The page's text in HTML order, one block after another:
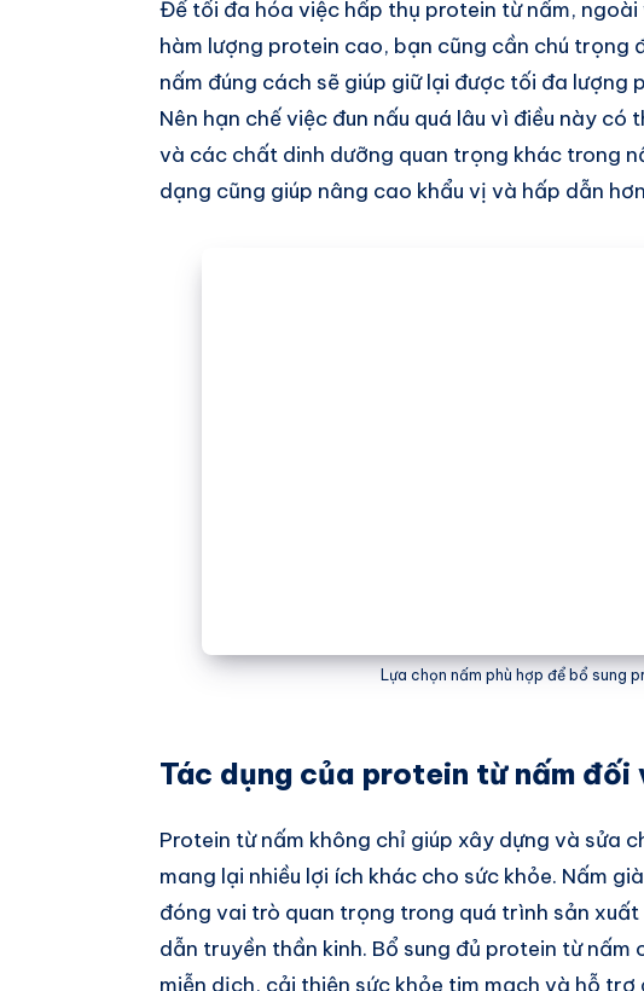
Để tối đa hóa việc hấp thụ protein từ nấm,
hàm lượng protein cao, bạn cũng cần chú trọng
nấm đúng cách sẽ giúp giữ lại được tối đa
Nên hạn chế việc đun nấu quá lâu vì điều này có
và các chất dinh dưỡng quan trọng khác trong
dạng cũng giúp nâng cao khẩu vị và hấp dẫn
Lựa chọn nấm phù hợp để bổ sung
Tác dụng của protein từ nấm đối
Protein từ nấm không chỉ giúp xây dựng và sửa
mang lại nhiều lợi ích khác cho sức khỏe. Nấm
đóng vai trò quan trọng trong quá trình sản
dẫn truyền thần kinh. Bổ sung đủ protein từ
miễn dịch, cải thiện sức khỏe tim mạch và hỗ